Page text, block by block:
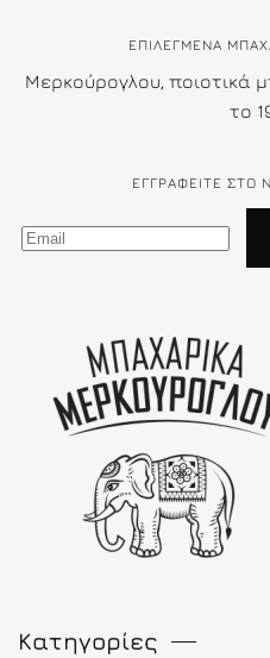
ΕΠΙΛΕΓΜΕΝΑ
Μερκούρογλου, ποιοτικά
το
ΕΓΓΡΑΦΕΊΤΕ ΣΤΟ
Κατηγορίες